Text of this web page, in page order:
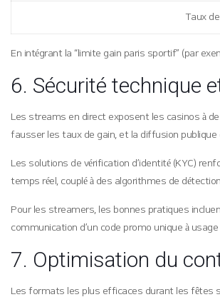
Taux
En intégrant la “limite gain paris sportif” (par
6. Sécurité technique
Les streams en direct exposent les casinos à
fausser les taux de gain, et la diffusion
Les solutions de vérification d’identité (KYC)
temps réel, couplé à des algorithmes de
Pour les streamers, les bonnes pratiques
communication d’un code promo unique à usage
7. Optimisation du
Les formats les plus efficaces durant les fêtes